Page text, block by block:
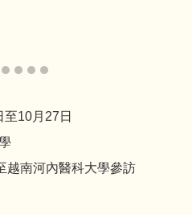
10月27日
越南河內醫科大學參訪